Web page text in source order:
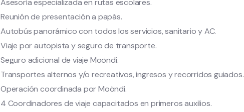
Asesoría especializada en rutas escolares.
Reunión de presentación a papás.
Autobús panorámico con todos los servicios, sanitario y AC.
Viaje por autopista y seguro de transporte.
Seguro adicional de viaje Moöndi.
Transportes alternos y/o recreativos, ingresos y recorridos guiados.
Operación coordinada por Moöndi.
4 Coordinadores de viaje capacitados en primeros auxilios.